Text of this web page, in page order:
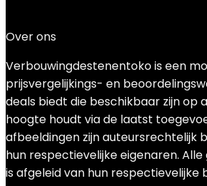
Over ons
Verbouwingdestenentoko is een
prijsvergelijkings- en
deals biedt die beschikbaar zijn op
hoogte houdt via de laatst
afbeeldingen zijn auteursrechtelijk
hun respectievelijke eigenaren.
is afgeleid van hun respectievelijke